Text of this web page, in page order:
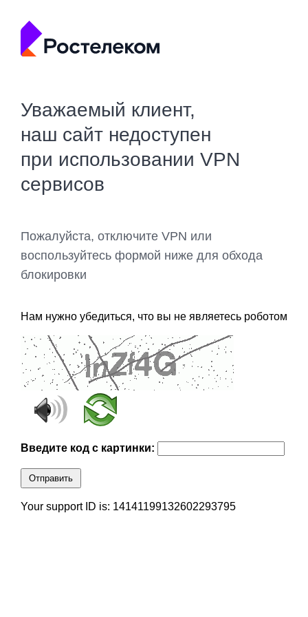
Уважаемый клиент,
наш сайт недоступен
при использовании VPN
сервисов
Пожалуйста, отключите VPN или
воспользуйтесь формой ниже для обхода
блокировки
Нам нужно убедиться, что вы не являетесь роботом
Введите код с картинки:
Отправить
Your support ID is: 14141199132602293795